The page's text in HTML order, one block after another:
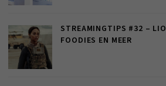
STREAMINGTIPS #32 –
FOODIES EN MEER